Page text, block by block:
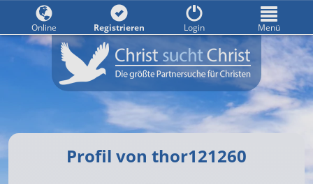
Profil von thor121260
Online Registrieren Login Menü